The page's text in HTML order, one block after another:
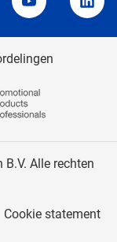
YouTube
86
Alle rechten
Cookie statement